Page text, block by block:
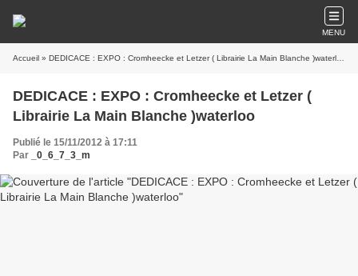
MENU
Accueil » DEDICACE : EXPO : Cromheecke et Letzer ( Librairie La Main Blanche )waterloo
DEDICACE : EXPO : Cromheecke et Letzer (
Librairie La Main Blanche )waterloo
Publié le 15/11/2012 à 17:11
Par
_0_6_7_3_m